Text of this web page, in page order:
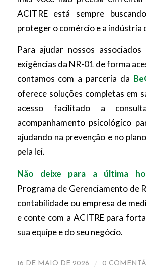
ACITRE está sempre
proteger o comércio e a indústria
Para ajudar nossos
exigências da NR-01 de forma
contamos com a parceria da
oferece soluções completas em
acesso facilitado a
acompanhamento psicológico
ajudando na prevenção e no
pela lei.
Não deixe para a última
Programa de Gerenciamento de
contabilidade ou empresa de
e conte com a ACITRE para
sua equipe e do seu negócio.
16 DE MAIO DE 2026 / 0